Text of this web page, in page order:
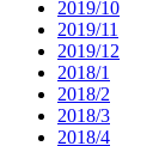
2019/10
2019/11
2019/12
2018/1
2018/2
2018/3
2018/4